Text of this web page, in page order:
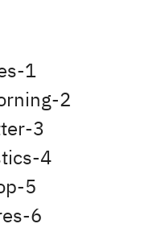
1-disk- brakes
2-spend - the morning
3-write - a letter
4-do - gymnastics
5-sweet- shop
6-put out - fires